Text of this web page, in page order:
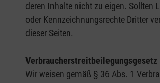
deren Inhalte nicht zu eigen. Sollten
oder Kennzeichnungsrechte Dritter
dieser Seiten.
Verbraucherstreitbeilegungsgesetz
Wir weisen gemäß § 36 Abs. 1